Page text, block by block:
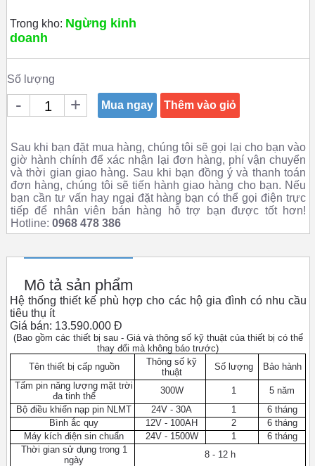
Trong kho: Ngừng kinh
doanh
Số lượng
- + Mua ngay Thêm vào giỏ
Sau khi bạn đặt mua hàng, chúng tôi sẽ gọi lại cho bạn vào
giờ hành chính để xác nhận lại đơn hàng, phí vận chuyển
và thời gian giao hàng. Sau khi bạn đồng ý và thanh toán
đơn hàng, chúng tôi sẽ tiến hành giao hàng cho bạn. Nếu
bạn cần tư vấn hay ngại đặt hàng bạn có thể gọi điện trực
tiếp để nhân viên bán hàng hỗ trợ bạn được tốt hơn!
Hotline: 0968 478 386
Mô tả sản phẩm
Hệ thống thiết kế phù hợp cho các hộ gia đình có nhu cầu
tiêu thụ ít
Giá bán: 13.590.000 Đ
(Bao gồm các thiết bị sau - Giá và thông số kỹ thuật của thiết bị có thể
thay đổi mà không báo trước)
Tên thiết bị cấp nguồn
Thông số kỹ
thuật
Số lượng
Bảo hành
Tấm pin năng lượng mặt trời
đa tinh thể
300W 1
5 năm
Bộ điều khiển nạp pin NLMT
24V - 30A 1
6 tháng
Bình ắc quy
12V - 100AH 2
6 tháng
Máy kích điện sin chuẩn
24V - 1500W 1
6 tháng
Thời gian sử dụng trong 1
ngày
8 - 12 h